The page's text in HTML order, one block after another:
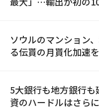
ソウルのマンション
る伝貰の月貰化加速
5大銀行も地方銀行
資のハードルはさら